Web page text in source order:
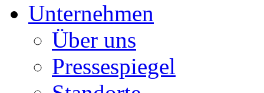
Unternehmen
Über uns
Pressespiegel